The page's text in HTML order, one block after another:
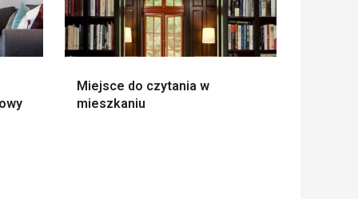
Miejsce do czytania w
mieszkaniu